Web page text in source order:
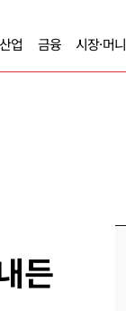
업 금융 시장·머니
든